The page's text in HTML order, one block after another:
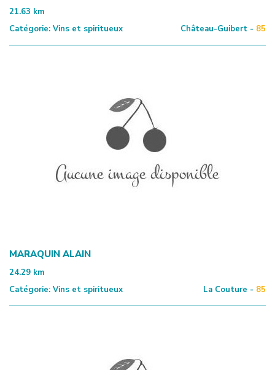
21.63 km
Catégorie: Vins et spiritueux Château-Guibert - 85
MARAQUIN ALAIN
24.29 km
Catégorie: Vins et spiritueux La Couture - 85